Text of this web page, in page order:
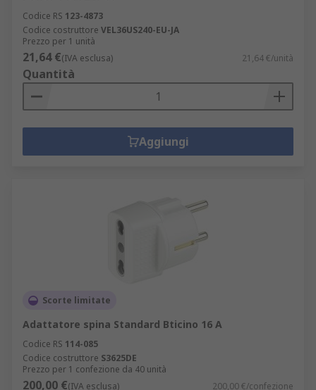
Codice RS 123-4873
Codice costruttore VEL36US240-EU-JA
Prezzo per 1 unità
21,64 €(IVA esclusa) 21,64 €/unità
Quantità
Aggiungi
Scorte limitate
Adattatore spina Standard Bticino 16 A
Codice RS 114-085
Codice costruttore S3625DE
Prezzo per 1 confezione da 40 unità
200,00 €(IVA esclusa) 200,00 €/confezione